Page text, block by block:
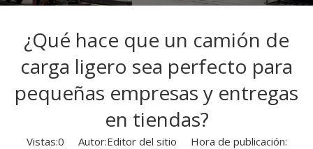
¿Qué hace que un camión de
carga ligero sea perfecto para
pequeñas empresas y entregas
en tiendas?
Vistas:0 Autor:Editor del sitio Hora de publicación: